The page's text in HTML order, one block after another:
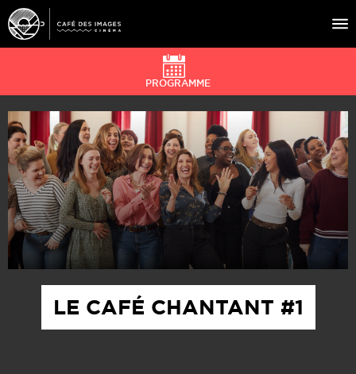
À L’AFFICHE
ÉVÉNEMENTS
CAFÉ DU CINÉ
PRATIQUE
ÉDUCATION AUX IMAGES
PROGRAMME
LE CAFÉ CHANTANT #1